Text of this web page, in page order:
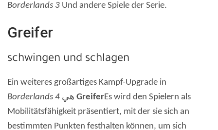
Borderlands 3 Und andere Spiele der Serie.
Greifer
schwingen und schlagen
Ein weiteres großartiges Kampf-Upgrade in
Borderlands 4
GreiferEs wird den Spielern als
Mobilitätsfähigkeit präsentiert, mit der sie sich an
bestimmten Punkten festhalten können, um sich